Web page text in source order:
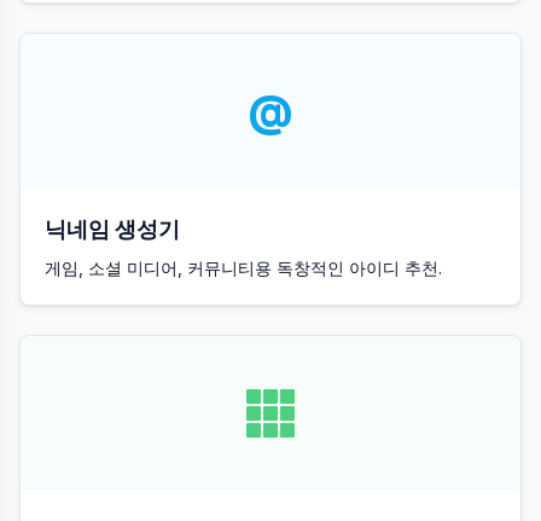
@
닉네임 생성기
게임, 소셜 미디어, 커뮤니티용 독창적인 아이디 추천.